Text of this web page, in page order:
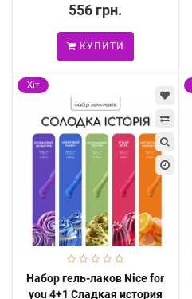
556 грн.
КУПИТИ
Хіт
Набор гель-лаков Nice for
you 4+1 Сладкая история